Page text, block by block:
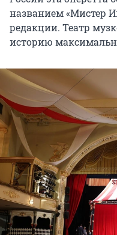
названием «Мистер
редакции. Театр
историю